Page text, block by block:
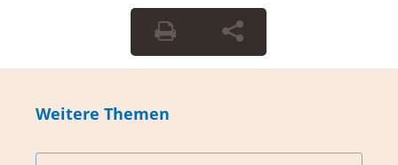
Weitere Themen